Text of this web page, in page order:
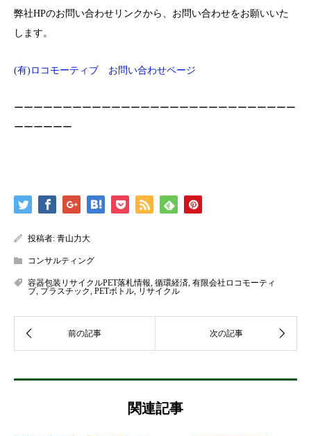
弊社HPのお問い合わせリンクから、お問い合わせをお願いいた
します。
(有)ロコモーティブ お問い合わせページ
ーーーーーーーーーーーーーーーーーーーーーーーーーーーーー
ーーーーーー
投稿者: 青山力大
コンサルティング
容器包装リサイクルPET落札情報 循環経済 有限会社ロコモーティ
ブ プラスチック PETボトル リサイクル
関連記事